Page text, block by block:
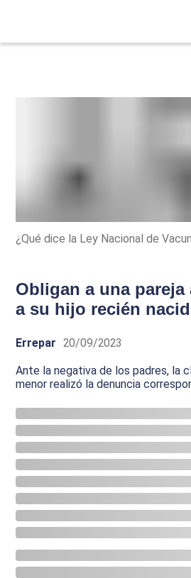
¿Qué dice la Ley Nacional de
Obligan a una pareja
a su hijo recién
Errepar 20/09/2023
Ante la negativa de los padres, la
menor realizó la denuncia